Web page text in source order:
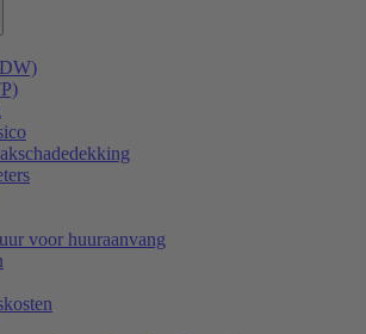
voor huuraanvang